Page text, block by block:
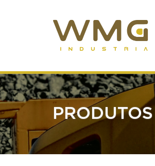
PRODUTOS